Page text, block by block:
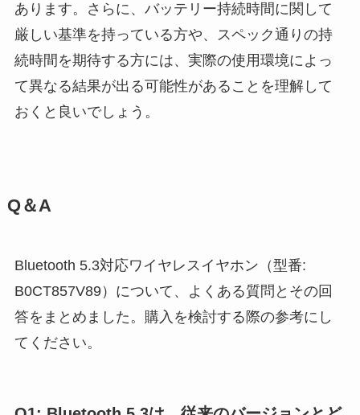
あります。さらに、バッテリー持続時間に関して
厳しい基準を持っている方や、スペック通りの持
続時間を期待する方には、実際の使用環境によっ
て異なる結果が出る可能性があることを理解して
おくと良いでしょう。
Q＆A
Bluetooth 5.3対応ワイヤレスイヤホン（型番:
B0CT857V89）について、よくある質問とその回
答をまとめました。購入を検討する際の参考にし
てください。